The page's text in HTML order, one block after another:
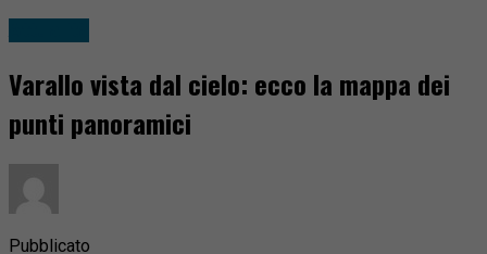
Varallo vista dal cielo: ecco la mappa dei
punti panoramici
Pubblicato